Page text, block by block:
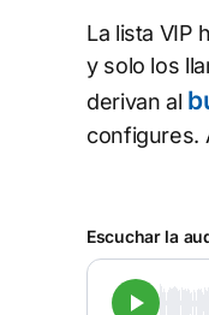
La lista VIP
y solo los
derivan al
configures.
Escuchar la